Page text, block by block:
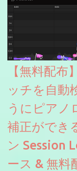
【無料配
ッチを自動
うにピアノ
補正ができ
ン Session
ース & 無料